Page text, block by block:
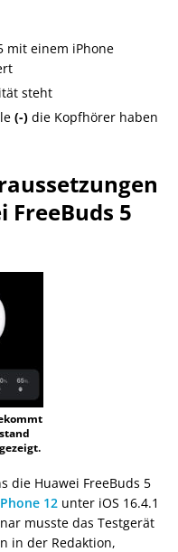
mit einem iPhone
steht
(-) die Kopfhörer haben
FreeBuds 5
die Huawei FreeBuds 5
12 unter iOS 16.4.1
musste das Testgerät
in der Redaktion,